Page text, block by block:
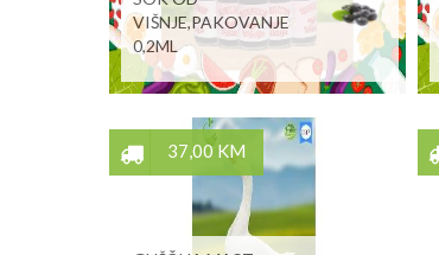
VIŠNJE,PAKOVANJE
0,2ML
37,00 KM